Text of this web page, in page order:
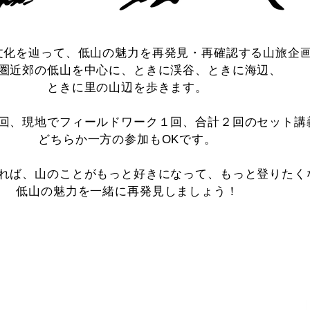
を辿って、低山の魅力を再発見・再確認する山旅企画
近郊の低山を中心に、ときに渓谷、ときに海辺、
ときに里の山辺を歩きます。
、現地でフィールドワーク１回、合計２回のセット講
どちらか一方の参加もOKです。
ば、山のことがもっと好きになって、もっと登りたく
低山の魅力を一緒に再発見しましょう！